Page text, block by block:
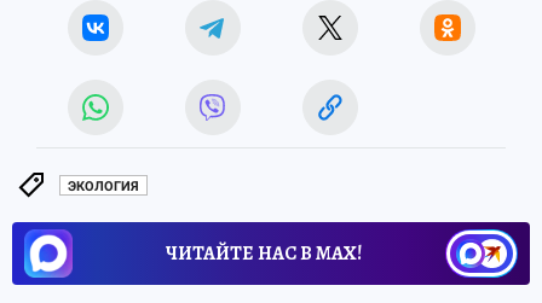
ЭКОЛОГИЯ
ЧИТАЙТЕ НАС В МАХ!